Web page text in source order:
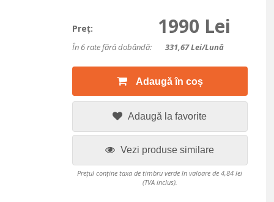
Preţ: 1990 Lei
În 6 rate fără dobândă: 331,67Lei/lună
Adaugă în coș
Adaugă la favorite
Vezi produse similare
Prețul conține taxa de timbru verde în valoare de 4,84 lei
(TVA inclus).